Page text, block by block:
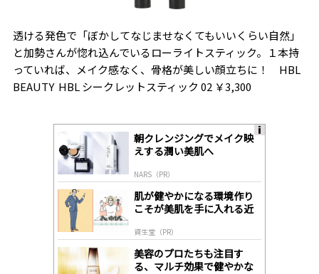
透ける発色で「ぼかしてなじませなくてもいいくらい自然」
と加勢さんが惚れ込んでいるローライトスティック。１本持
っていれば、メイク感なく、骨格が美しい顔立ちに！ HBL
BEAUTY HBL シークレットスティック 02 ￥3,300
朝クレンジングでメイク映
えする潤い美肌へ
NARS（PR）
肌が健やかになる環境作り
こそが美肌を手に入れる近
資生堂（PR）
美容のプロたちも注目す
る、マルチ効果で健やかな